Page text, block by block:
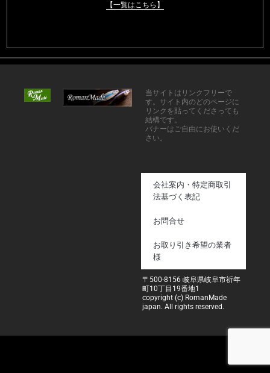
【一覧はこちら】
当サイトはリンクフリーで
す。サイト内のどのページに
リンクを貼ってくださっても
結構です。
バナーはご自由にお使いくだ
さい。
会社案内・特定商取引
法基づく表記
お問合せ
お取り引き希望の業者
様
〒500-8156 岐阜県岐阜市祈年
町10丁目19番地1
copyright (c) RomanMade
japan. All rights reserved.